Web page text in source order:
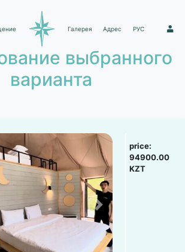
Галерея Адрес РУС 1
выбранного
варианта
Next
price:
94900.00
KZT